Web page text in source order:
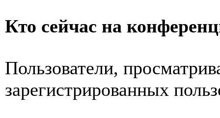
Кто сейчас на
Пользователи,
зарегистрированных